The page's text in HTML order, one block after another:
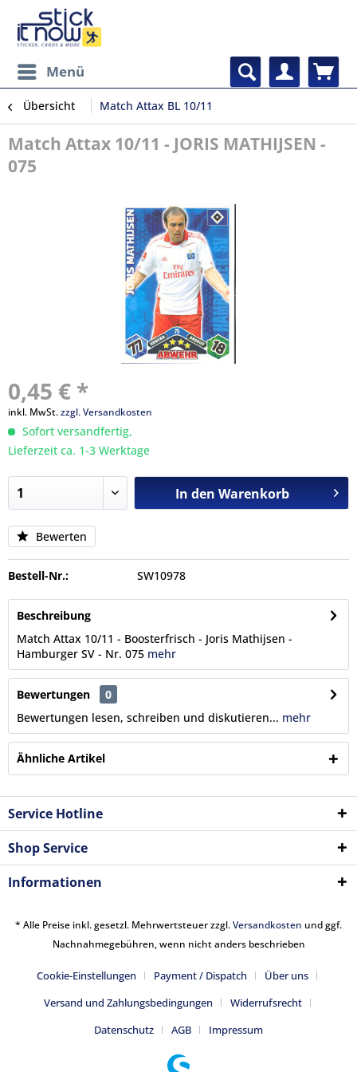
Menü
Übersicht Match Attax BL 10/11
Match Attax 10/11 - JORIS MATHIJSEN -
075
0,45 € *
inkl. MwSt.zzgl. Versandkosten
Sofort versandfertig,
Lieferzeit ca. 1-3 Werktage
In den Warenkorb
Bewerten
Bestell-Nr.: SW10978
Beschreibung
Match Attax 10/11 - Boosterfrisch - Joris Mathijsen -
Hamburger SV - Nr. 075 mehr
Bewertungen
0
Bewertungen lesen, schreiben und diskutieren... mehr
Ähnliche Artikel
Service Hotline
Shop Service
Informationen
* Alle Preise inkl. gesetzl. Mehrwertsteuer zzgl.Versandkosten und ggf.
Nachnahmegebühren, wenn nicht anders beschrieben
Cookie-Einstellungen Payment / Dispatch
Über uns
Versand und Zahlungsbedingungen
Widerrufsrecht
Datenschutz
AGB Impressum